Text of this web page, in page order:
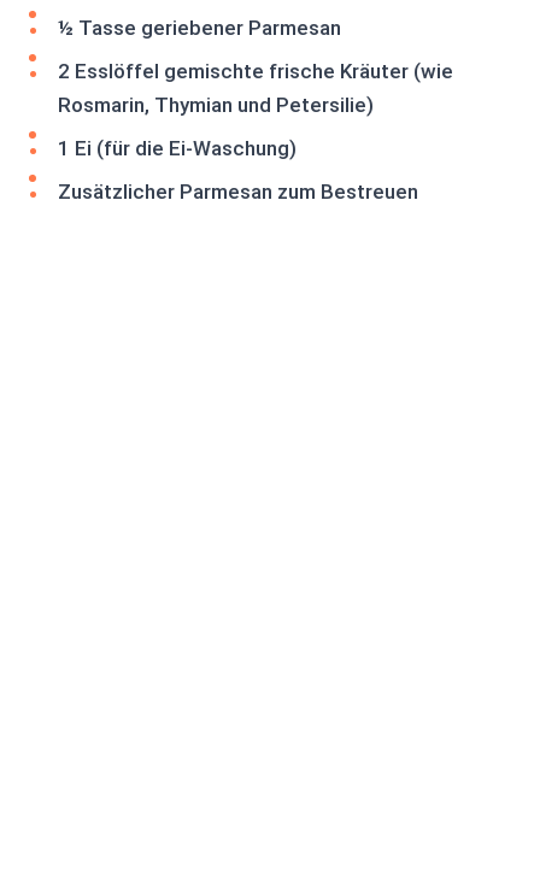
½ Tasse geriebener Parmesan
2 Esslöffel gemischte frische Kräuter (wie
Rosmarin, Thymian und Petersilie)
1 Ei (für die Ei-Waschung)
Zusätzlicher Parmesan zum Bestreuen